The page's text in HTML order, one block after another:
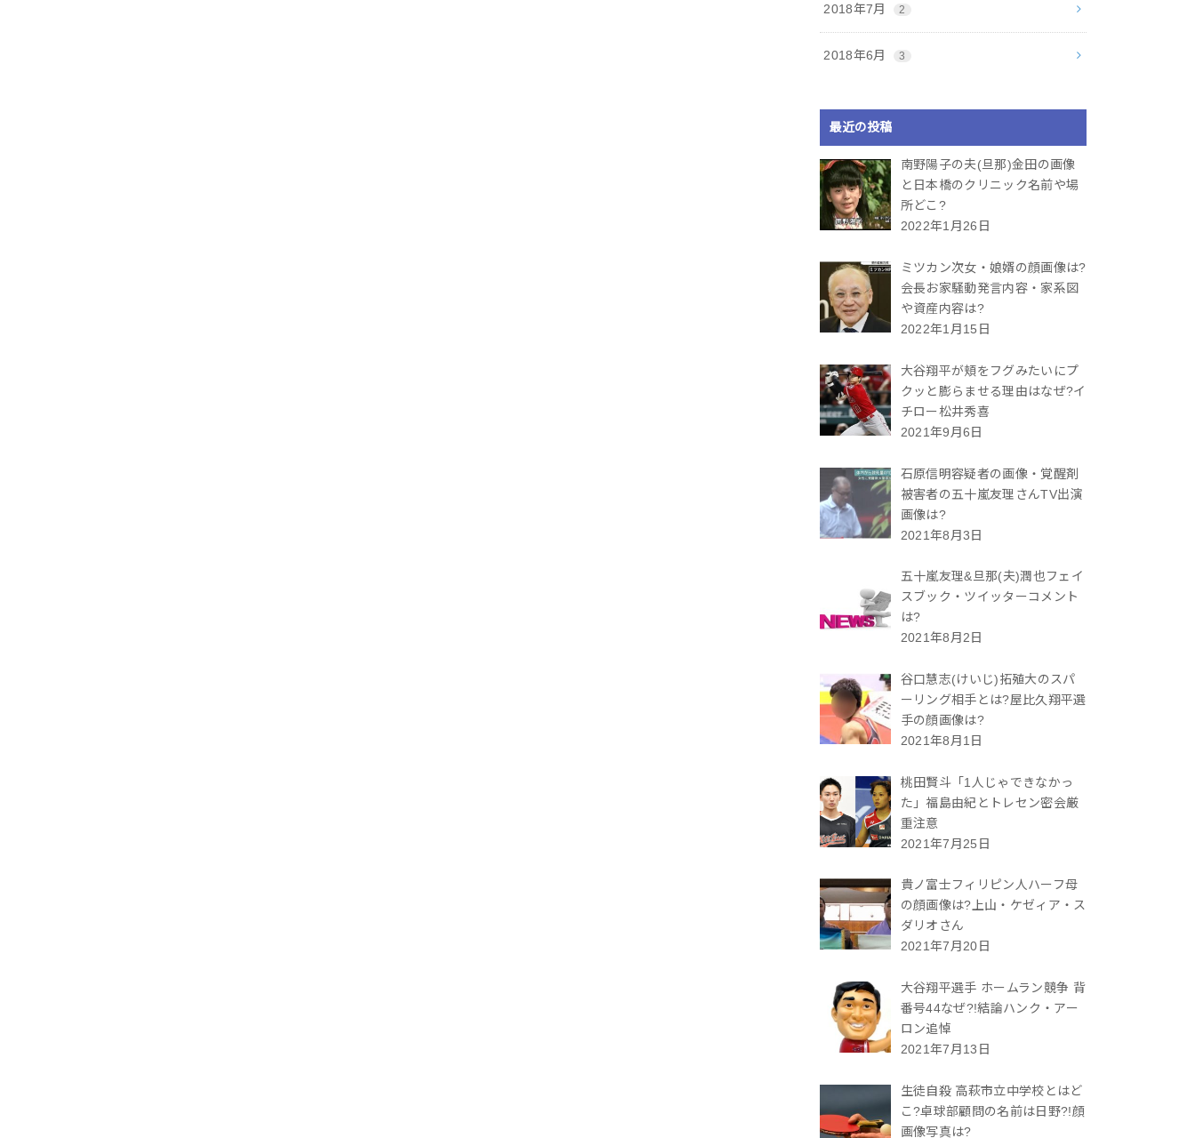
2018年7月 2
2018年6月 3
最近の投稿
南野陽子の夫(旦那)金田の画像
と日本橋のクリニック名前や場
所どこ?
2022年1月26日
ミツカン次女・娘婿の顔画像は?
会長お家騒動発言内容・家系図
や資産内容は?
2022年1月15日
大谷翔平が頬をフグみたいにプ
クッと膨らませる理由はなぜ?イ
チロー松井秀喜
2021年9月6日
石原信明容疑者の画像・覚醒剤
被害者の五十嵐友理さんTV出演
画像は?
2021年8月3日
五十嵐友理&旦那(夫)潤也フェイ
スブック・ツイッターコメント
は?
2021年8月2日
谷口慧志(けいじ)拓殖大のスパ
ーリング相手とは?屋比久翔平選
手の顔画像は?
2021年8月1日
桃田賢斗「1人じゃできなかっ
た」福島由紀とトレセン密会厳
重注意
2021年7月25日
貴ノ富士フィリピン人ハーフ母
の顔画像は?上山・ケゼィア・ス
ダリオさん
2021年7月20日
大谷翔平選手 ホームラン競争 背
番号44なぜ?!結論ハンク・アー
ロン追悼
2021年7月13日
生徒自殺 高萩市立中学校とはど
こ?卓球部顧問の名前は日野?!顔
画像写真は?